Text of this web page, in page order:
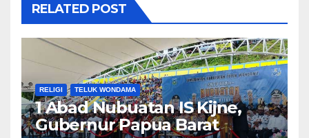
RELATED POST
RELIGI TELUK WONDAMA
1 Abad Nubuatan IS Kijne,
Gubernur Papua Barat